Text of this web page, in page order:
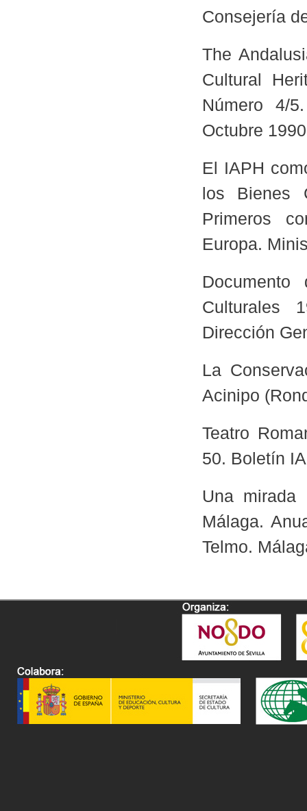
Consejería
The
Cultural
Número 4/
Octubre
El IAPH
los Bienes
Primeros
Europa.
Culturales
Dirección
La
Acinipo
Teatro
50. Boletín
Una mirada
Málaga.
Telmo.